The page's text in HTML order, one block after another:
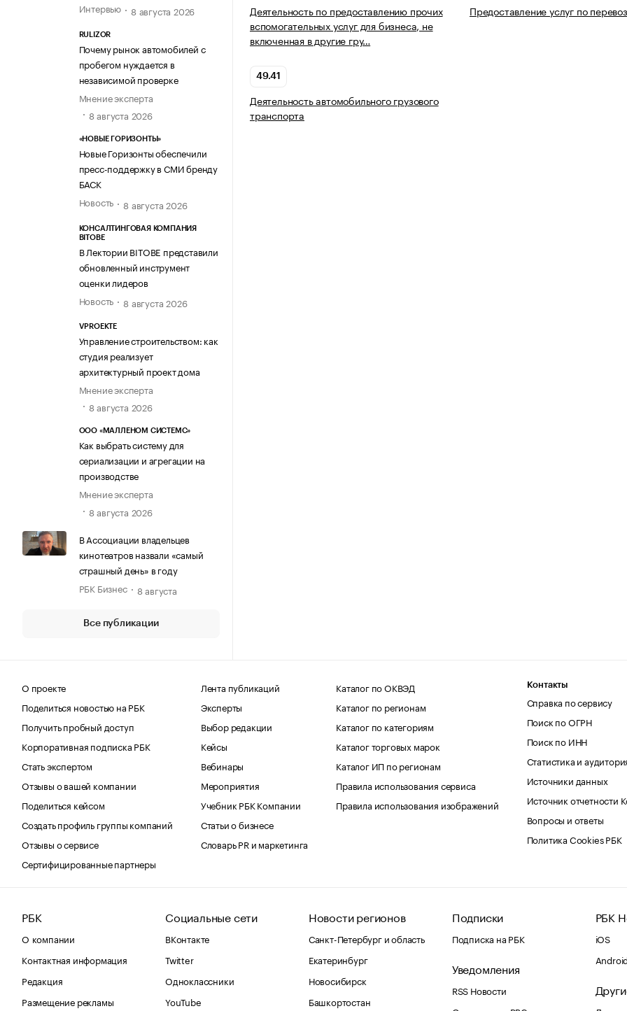
Интервью
8 августа 2026
RULIZOR
Почему рынок автомобилей с
пробегом нуждается в
независимой проверке
Мнение эксперта
8 августа 2026
«НОВЫЕ ГОРИЗОНТЫ»
Новые Горизонты обеспечили
пресс-поддержку в СМИ бренду
БАСК
Новость
8 августа 2026
КОНСАЛТИНГОВАЯ КОМПАНИЯ
BITOBE
В Лектории BITOBE представили
обновленный инструмент
оценки лидеров
Новость
8 августа 2026
VPROEKTE
Управление строительством: как
студия реализует
архитектурный проект дома
Мнение эксперта
8 августа 2026
ООО «МАЛЛЕНОМ СИСТЕМС»
Как выбрать систему для
сериализации и агрегации на
производстве
Мнение эксперта
8 августа 2026
В Ассоциации владельцев
кинотеатров назвали «самый
страшный день» в году
РБК Бизнес
8 августа
Все публикации
Деятельность по предоставлению прочих
вспомогательных услуг для бизнеса, не
включенная в другие гру…
Предоставление услуг по
49.41
Деятельность автомобильного грузового
транспорта
О проекте
Поделиться новостью на РБК
Получить пробный доступ
Корпоративная подписка РБК
Стать экспертом
Отзывы о вашей компании
Поделиться кейсом
Создать профиль группы компаний
Отзывы о сервисе
Сертифицированные партнеры
Лента публикаций
Эксперты
Выбор редакции
Кейсы
Вебинары
Мероприятия
Учебник РБК Компании
Статьи о бизнесе
Словарь PR и маркетинга
Каталог по ОКВЭД
Каталог по регионам
Каталог по категориям
Каталог торговых марок
Каталог ИП по регионам
Правила использования сервиса
Правила использования изображений
Контакты
Справка по сервису
Поиск по ОГРН
Поиск по ИНН
Статистика и
Источники данных
Источник отчетности
Вопросы и ответы
Политика Cookies РБК
РБК
О компании
Контактная информация
Редакция
Размещение рекламы
Социальные сети
ВКонтакте
Twitter
Одноклассники
YouTube
Новости регионов
Санкт-Петербург и область
Екатеринбург
Новосибирск
Башкортостан
Подписки
Подписка на РБК
Уведомления
RSS Новости
РБК
iOS